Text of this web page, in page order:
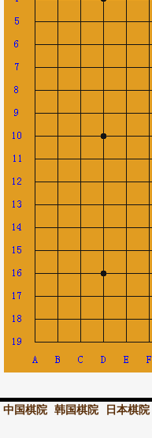
中国棋院 韩国棋院 日本棋院